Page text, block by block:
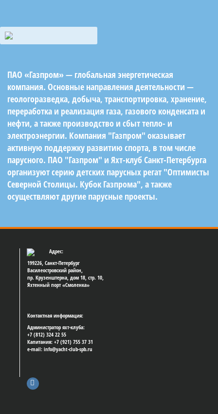
ПАО «Газпром» — глобальная энергетическая
компания. Основные направления деятельности —
геологоразведка, добыча, транспортировка, хранение,
переработка и реализация газа, газового конденсата и
нефти, а также производство и сбыт тепло- и
электроэнергии. Компания "Газпром" оказывает
активную поддержку развитию спорта, в том числе
парусного. ПАО "Газпром" и Яхт-клуб Санкт-Петербурга
организуют серию детских парусных регат "Оптимисты
Северной Столицы. Кубок Газпрома", а также
осуществляют другие парусные проекты.
Адрес:
199226, Санкт-Петербург
Василеостровский район,
пр. Крузенштерна, дом 18, стр. 10,
Яхтенный порт «Смоленка»
Контактная информация:
Администратор яхт-клуба:
+7 (812) 324 22 55
Капитания: +7 (921) 755 37 31
e-mail: info@yacht-club-spb.ru